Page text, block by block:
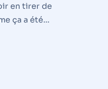
en tirer de
ça a été…